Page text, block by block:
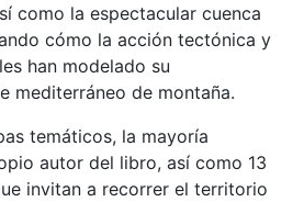
como la espectacular cuenca
cómo la acción tectónica y
han modelado su
mediterráneo de montaña.
temáticos, la mayoría
autor del libro, así como 13
invitan a recorrer el territorio